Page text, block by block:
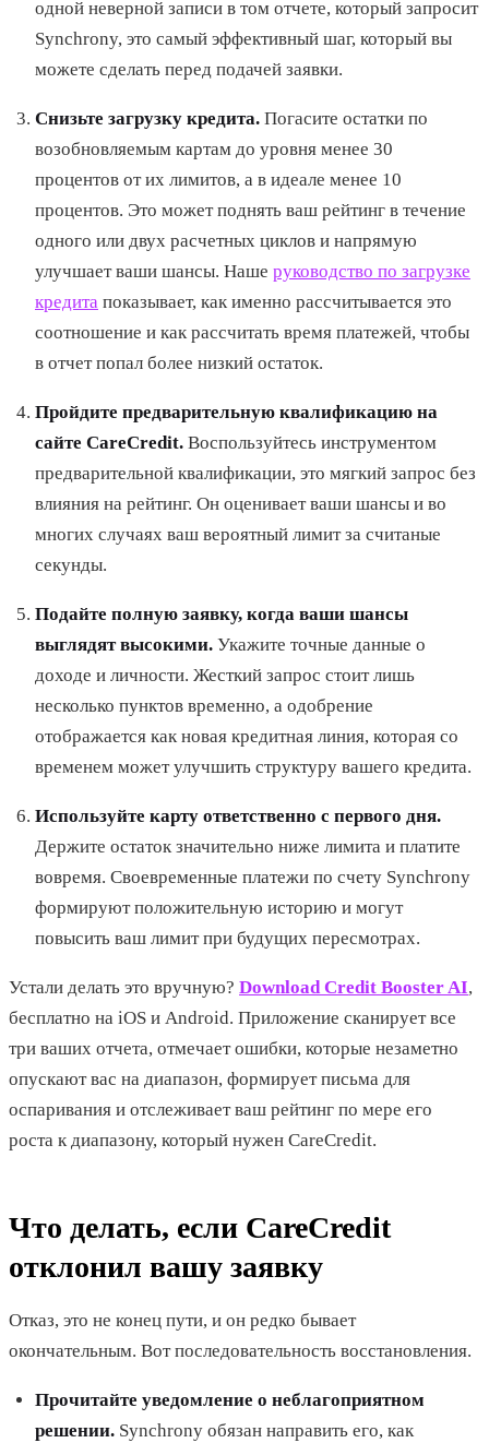
одной неверной записи в том отчете, который запросит
Synchrony, это самый эффективный шаг, который вы
можете сделать перед подачей заявки.
Снизьте загрузку кредита. Погасите остатки по
возобновляемым картам до уровня менее 30
процентов от их лимитов, а в идеале менее 10
процентов. Это может поднять ваш рейтинг в течение
одного или двух расчетных циклов и напрямую
улучшает ваши шансы. Наше руководство по загрузке
кредита показывает, как именно рассчитывается это
соотношение и как рассчитать время платежей, чтобы
в отчет попал более низкий остаток.
Пройдите предварительную квалификацию на
сайте CareCredit. Воспользуйтесь инструментом
предварительной квалификации, это мягкий запрос без
влияния на рейтинг. Он оценивает ваши шансы и во
многих случаях ваш вероятный лимит за считаные
секунды.
Подайте полную заявку, когда ваши шансы
выглядят высокими. Укажите точные данные о
доходе и личности. Жесткий запрос стоит лишь
несколько пунктов временно, а одобрение
отображается как новая кредитная линия, которая со
временем может улучшить структуру вашего кредита.
Используйте карту ответственно с первого дня.
Держите остаток значительно ниже лимита и платите
вовремя. Своевременные платежи по счету Synchrony
формируют положительную историю и могут
повысить ваш лимит при будущих пересмотрах.
Устали делать это вручную? Download Credit Booster AI,
бесплатно на iOS и Android. Приложение сканирует все
три ваших отчета, отмечает ошибки, которые незаметно
опускают вас на диапазон, формирует письма для
оспаривания и отслеживает ваш рейтинг по мере его
роста к диапазону, который нужен CareCredit.
Что делать, если CareCredit
отклонил вашу заявку
Отказ, это не конец пути, и он редко бывает
окончательным. Вот последовательность восстановления.
Прочитайте уведомление о неблагоприятном
решении. Synchrony обязан направить его, как